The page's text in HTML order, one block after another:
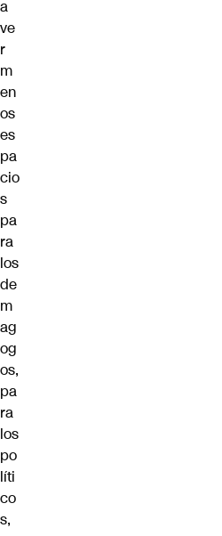
a
ve
r
m
en
os
es
pa
cio
s
pa
ra
los
de
m
ag
og
os,
pa
ra
los
po
líti
co
s,